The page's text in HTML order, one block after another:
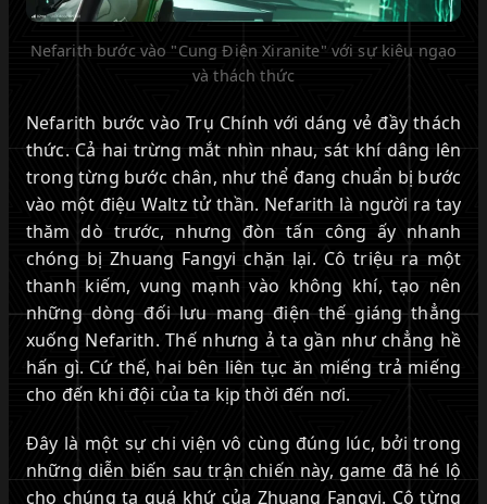
Nefarith bước vào "Cung Điện Xiranite" với sự kiêu ngạo
và thách thức
Nefarith bước vào Trụ Chính với dáng vẻ đầy thách
thức. Cả hai trừng mắt nhìn nhau, sát khí dâng lên
trong từng bước chân, như thể đang chuẩn bị bước
vào một điệu Waltz tử thần. Nefarith là người ra tay
thăm dò trước, nhưng đòn tấn công ấy nhanh
chóng bị Zhuang Fangyi chặn lại. Cô triệu ra một
thanh kiếm, vung mạnh vào không khí, tạo nên
những dòng đối lưu mang điện thế giáng thẳng
xuống Nefarith. Thế nhưng ả ta gần như chẳng hề
hấn gì. Cứ thế, hai bên liên tục ăn miếng trả miếng
cho đến khi đội của ta kịp thời đến nơi.
Đây là một sự chi viện vô cùng đúng lúc, bởi trong
những diễn biến sau trận chiến này, game đã hé lộ
cho chúng ta quá khứ của Zhuang Fangyi. Cô từng